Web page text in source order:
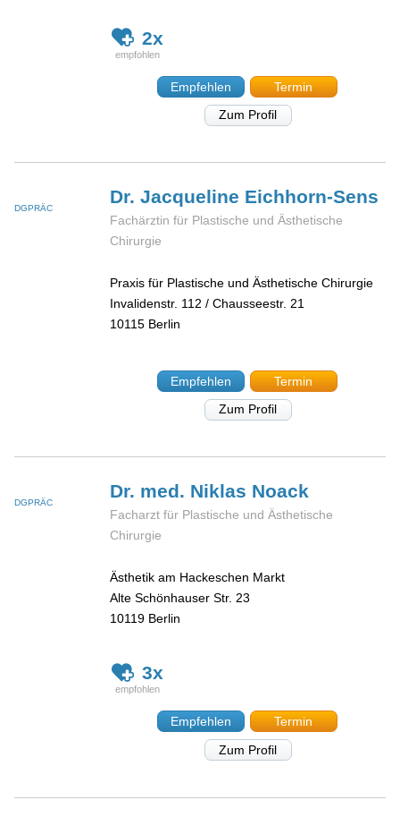
2x
Empfehlen
Termin
Zum Profil
DGPRÄC
Dr. Jacqueline Eichhorn-Sens
Fachärztin für Plastische und Ästhetische
Chirurgie
Praxis für Plastische und Ästhetische Chirurgie
Invalidenstr. 112 / Chausseestr. 21
10115 Berlin
Empfehlen
Termin
Zum Profil
DGPRÄC
Dr. med. Niklas Noack
Facharzt für Plastische und Ästhetische
Chirurgie
Ästhetik am Hackeschen Markt
Alte Schönhauser Str. 23
10119 Berlin
3x
Empfehlen
Termin
Zum Profil